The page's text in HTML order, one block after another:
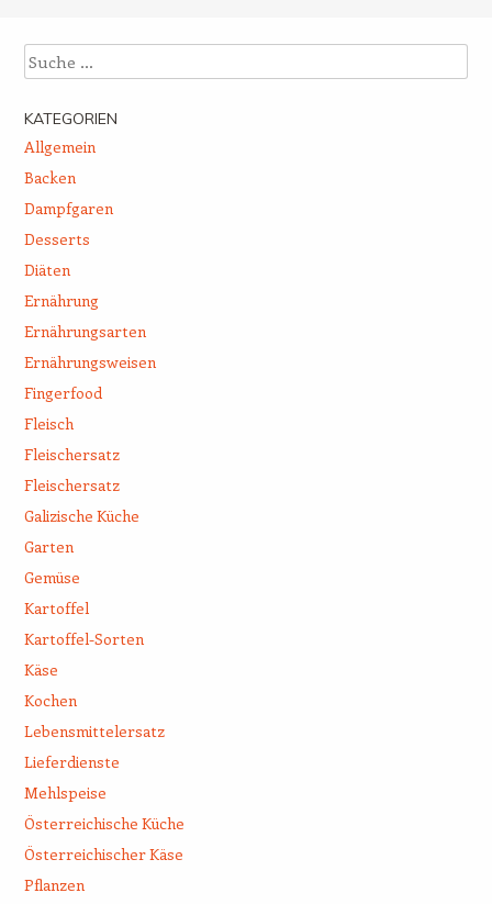
Suche
KATEGORIEN
Allgemein
Backen
Dampfgaren
Desserts
Diäten
Ernährung
Ernährungsarten
Ernährungsweisen
Fingerfood
Fleisch
Fleischersatz
Fleischersatz
Galizische Küche
Garten
Gemüse
Kartoffel
Kartoffel-Sorten
Käse
Kochen
Lebensmittelersatz
Lieferdienste
Mehlspeise
Österreichische Küche
Österreichischer Käse
Pflanzen